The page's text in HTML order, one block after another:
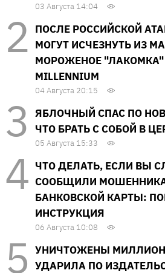
03 Августа 14:04
ПОСЛЕ РОССИЙСКОЙ
МОГУТ ИСЧЕЗНУТЬ ИЗ
МОРОЖЕНОЕ
MILLENNIUM
04 Августа 20:15
ЯБЛОЧНЫЙ СПАС ПО
ЧТО БРАТЬ С СОБОЙ В
05 Августа 15:33
ЧТО ДЕЛАТЬ, ЕСЛИ ВЫ
СООБЩИЛИ
БАНКОВСКОЙ КАРТЫ:
ИНСТРУКЦИЯ
06 Августа 10:08
УНИЧТОЖЕНЫ
УДАРИЛА ПО